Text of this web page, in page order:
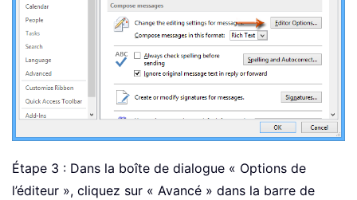
Étape 3 : Dans la boîte de dialogue « Options de
l’éditeur », cliquez sur « Avancé » dans la barre de